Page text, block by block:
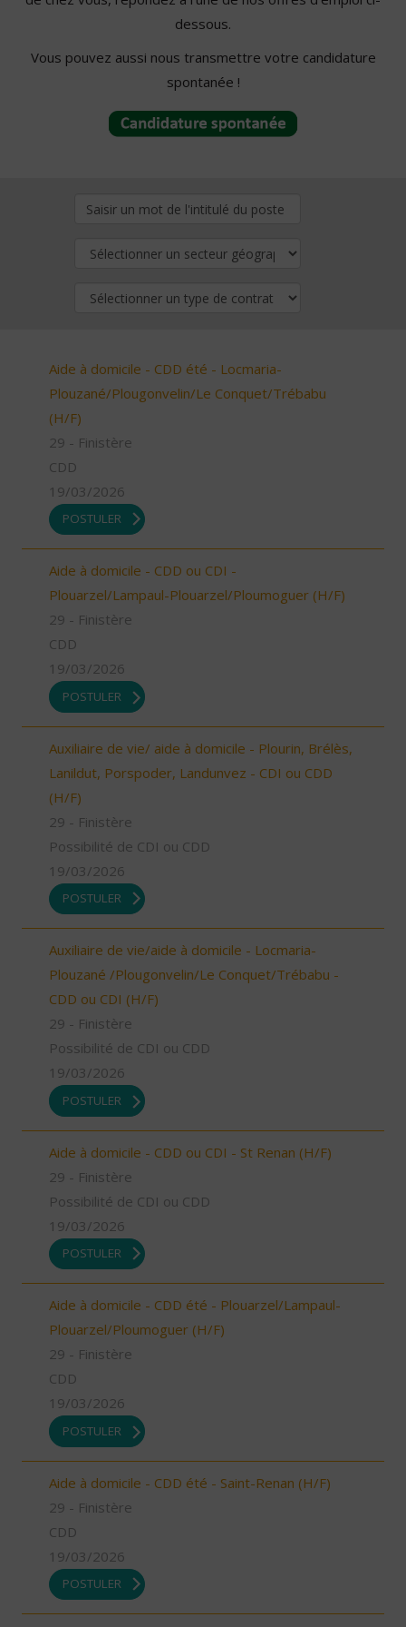
dessous.
Vous pouvez aussi nous transmettre votre candidature
spontanée !
Aide à domicile - CDD été - Locmaria-
Plouzané/Plougonvelin/Le Conquet/Trébabu
(H/F)
29 - Finistère
CDD
19/03/2026
POSTULER
Aide à domicile - CDD ou CDI -
Plouarzel/Lampaul-Plouarzel/Ploumoguer (H/F)
29 - Finistère
CDD
19/03/2026
POSTULER
Auxiliaire de vie/ aide à domicile - Plourin, Brélès,
Lanildut, Porspoder, Landunvez - CDI ou CDD
(H/F)
29 - Finistère
Possibilité de CDI ou CDD
19/03/2026
POSTULER
Auxiliaire de vie/aide à domicile - Locmaria-
Plouzané /Plougonvelin/Le Conquet/Trébabu -
CDD ou CDI (H/F)
29 - Finistère
Possibilité de CDI ou CDD
19/03/2026
POSTULER
Aide à domicile - CDD ou CDI - St Renan (H/F)
29 - Finistère
Possibilité de CDI ou CDD
19/03/2026
POSTULER
Aide à domicile - CDD été - Plouarzel/Lampaul-
Plouarzel/Ploumoguer (H/F)
29 - Finistère
CDD
19/03/2026
POSTULER
Aide à domicile - CDD été - Saint-Renan (H/F)
29 - Finistère
CDD
19/03/2026
POSTULER